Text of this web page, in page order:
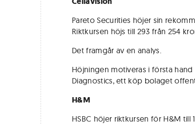
Pareto Securities höjer sin
Riktkursen höjs till 293 från 254
Det framgår av en analys.
Höjningen motiveras i första hand
Diagnostics, ett köp bolaget
H&M
HSBC höjer riktkursen för H&M till